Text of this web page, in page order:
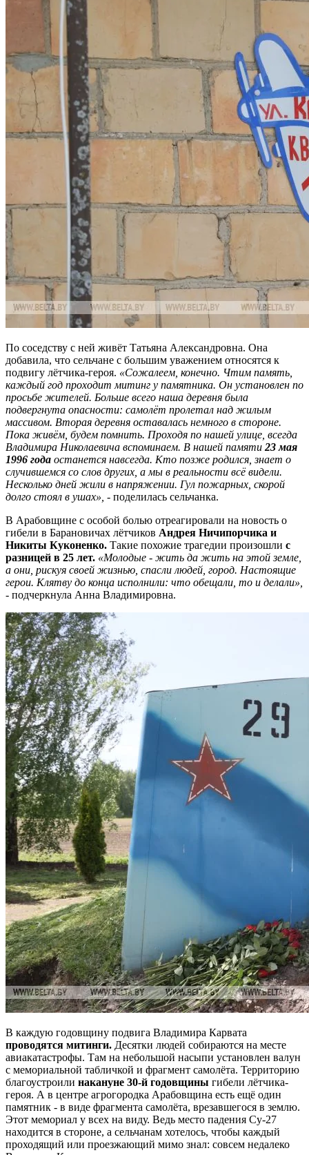
По соседству с ней живёт Татьяна Александровна. Она
добавила, что сельчане с большим уважением относятся к
подвигу лётчика-героя. «Сожалеем, конечно. Чтим память,
каждый год проходит митинг у памятника. Он установлен по
просьбе жителей. Больше всего наша деревня была
подвергнута опасности: самолёт пролетал над жилым
массивом. Вторая деревня оставалась немного в стороне.
Пока живём, будем помнить. Проходя по нашей улице, всегда
Владимира Николаевича вспоминаем. В нашей памяти 23 мая
1996 года останется навсегда. Кто позже родился, знает о
случившемся со слов других, а мы в реальности всё видели.
Несколько дней жили в напряжении. Гул пожарных, скорой
долго стоял в ушах», - поделилась сельчанка.
В Арабовщине с особой болью отреагировали на новость о
гибели в Барановичах лётчиков Андрея Ничипорчика и
Никиты Куконенко. Такие похожие трагедии произошли с
разницей в 25 лет. «Молодые - жить да жить на этой земле,
а они, рискуя своей жизнью, спасли людей, город. Настоящие
герои. Клятву до конца исполнили: что обещали, то и делали»,
- подчеркнула Анна Владимировна.
В каждую годовщину подвига Владимира Карвата
проводятся митинги. Десятки людей собираются на месте
авиакатастрофы. Там на небольшой насыпи установлен валун
с мемориальной табличкой и фрагмент самолёта. Территорию
благоустроили накануне 30-й годовщины гибели лётчика-
героя. А в центре агрогородка Арабовщина есть ещё один
памятник - в виде фрагмента самолёта, врезавшегося в землю.
Этот мемориал у всех на виду. Ведь место падения Су-27
находится в стороне, а сельчанам хотелось, чтобы каждый
проходящий или проезжающий мимо знал: совсем недалеко